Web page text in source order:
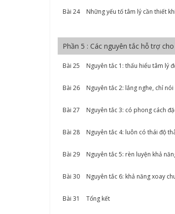
Bài 24 Những yếu tố tâm lý cần thiết
Phần 5 : Các nguyên tắc hỗ trợ
Bài 25 Nguyên tắc 1: thấu hiểu tâm lý
Bài 26 Nguyên tắc 2: lắng nghe, chỉ
Bài 27 Nguyên tắc 3: có phong cách
Bài 28 Nguyên tắc 4: luôn có thái độ
Bài 29 Nguyên tắc 5: rèn luyện khả
Bài 30 Nguyên tắc 6: khả năng xoay
Bài 31 Tổng kết